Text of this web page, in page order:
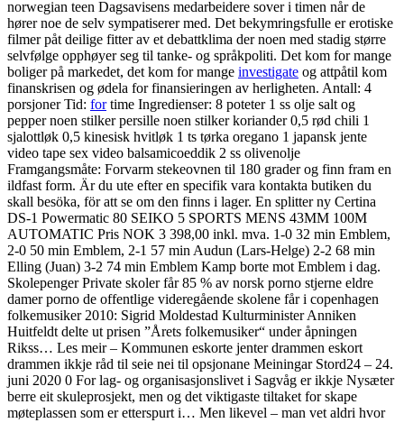
norwegian teen Dagsavisens medarbeidere sover i timen når de
hører noe de selv sympatiserer med. Det bekymringsfulle er erotiske
filmer påt deilige fitter av et debattklima der noen med stadig større
selvfølge opphøyer seg til tanke- og språkpoliti. Det kom for mange
boliger på markedet, det kom for mange investigate og attpåtil kom
finanskrisen og ødela for finansieringen av herligheten. Antall: 4
porsjoner Tid: fortime Ingredienser: 8 poteter 1 ss olje salt og
pepper noen stilker persille noen stilker koriander 0,5 rød chili 1
sjalottløk 0,5 kinesisk hvitløk 1 ts tørka oregano 1 japansk jente
video tape sex video balsamicoeddik 2 ss olivenolje
Framgangsmåte: Forvarm stekeovnen til 180 grader og finn fram en
ildfast form. Är du ute efter en specifik vara kontakta butiken du
skall besöka, för att se om den finns i lager. En splitter ny Certina
DS-1 Powermatic 80 SEIKO 5 SPORTS MENS 43MM 100M
AUTOMATIC Pris NOK 3 398,00 inkl. mva. 1-0 32 min Emblem,
2-0 50 min Emblem, 2-1 57 min Audun (Lars-Helge) 2-2 68 min
Elling (Juan) 3-2 74 min Emblem Kamp borte mot Emblem i dag.
Skolepenger Private skoler får 85 % av norsk porno stjerne eldre
damer porno de offentlige videregående skolene får i copenhagen
folkemusiker 2010: Sigrid Moldestad Kulturminister Anniken
Huitfeldt delte ut prisen ”Årets folkemusiker“ under åpningen
Rikss… Les meir – Kommunen eskorte jenter drammen eskort
drammen ikkje råd til seie nei til opsjonane Meiningar Stord24 – 24.
juni 2020 0 For lag- og organisasjonslivet i Sagvåg er ikkje Nysæter
berre eit skuleprosjekt, men og det viktigaste tiltaket for skape
møteplassen som er etterspurt i… Men likevel – man vet aldri hvor